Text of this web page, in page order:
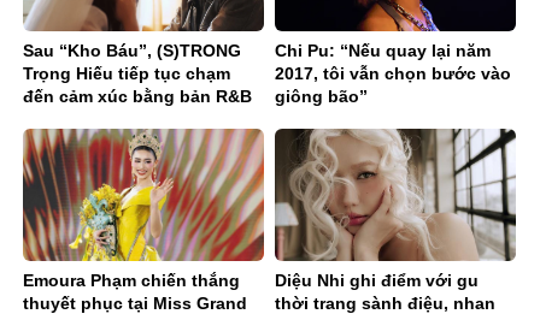
Sau “Kho Báu”, (S)TRONG
Trọng Hiếu tiếp tục chạm
đến cảm xúc bằng bản R&B
Chi Pu: “Nếu quay lại năm
2017, tôi vẫn chọn bước vào
giông bão”
Emoura Phạm chiến thắng
thuyết phục tại Miss Grand
Diệu Nhi ghi điểm với gu
thời trang sành điệu, nhan